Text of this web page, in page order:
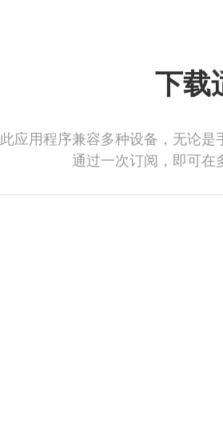
下载
此应用程序兼容多种设备，无论是
通过一次订阅，即可在